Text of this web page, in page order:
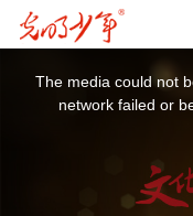
The media could not
network failed or